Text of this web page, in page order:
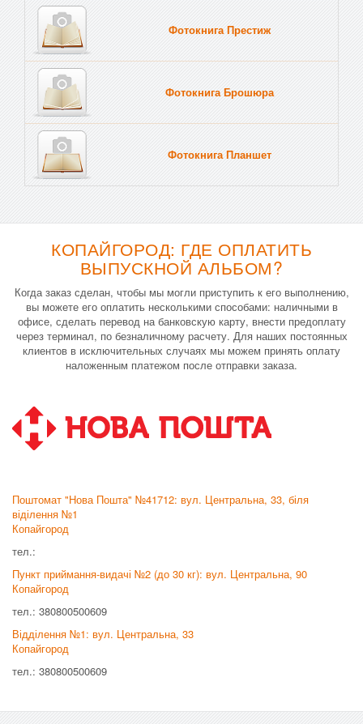
Фотокнига Престиж
Фотокнига Брошюра
Фотокнига Планшет
КОПАЙГОРОД: ГДЕ ОПЛАТИТЬ
ВЫПУСКНОЙ АЛЬБОМ?
Когда заказ сделан, чтобы мы могли приступить к его выполнению,
вы можете его оплатить несколькими способами: наличными в
офисе, сделать перевод на банковскую карту, внести предоплату
через терминал, по безналичному расчету. Для наших постоянных
клиентов в исключительных случаях мы можем принять оплату
наложенным платежом после отправки заказа.
Поштомат "Нова Пошта" №41712: вул. Центральна, 33, біля
віділення №1
Копайгород
тел.:
Пункт приймання-видачі №2 (до 30 кг): вул. Центральна, 90
Копайгород
тел.: 380800500609
Відділення №1: вул. Центральна, 33
Копайгород
тел.: 380800500609